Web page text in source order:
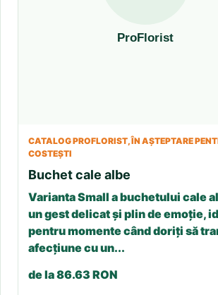
CATALOG PROFLORIST, ÎN AȘTEPTARE
COSTEȘTI
Buchet cale albe
Varianta Small a buchetului cale
un gest delicat și plin de emoție,
pentru momente când doriți să
afecțiune cu un...
de la 86.63 RON